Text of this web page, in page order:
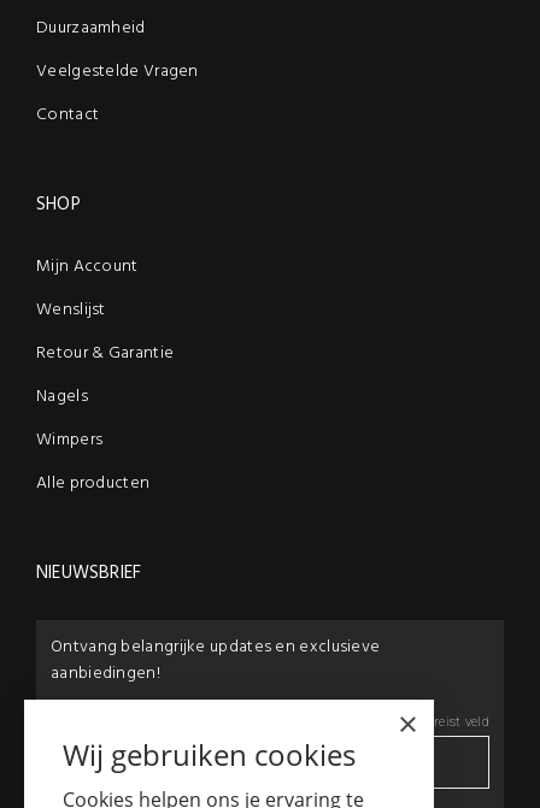
Duurzaamheid
Veelgestelde Vragen
Contact
SHOP
Mijn Account
Wenslijst
Retour & Garantie
Nagels
Wimpers
Alle producten
NIEUWSBRIEF
Ontvang belangrijke updates en exclusieve
aanbiedingen!
*Vereist veld
×
Wij gebruiken cookies
Cookies helpen ons je ervaring te